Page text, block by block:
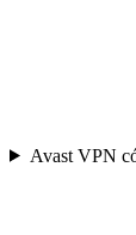
Avast VPN